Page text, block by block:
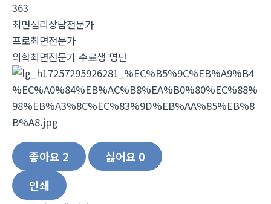
363
최면심리상담전문가
프로최면전문가
의학최면전문가 수료생 명단
좋아요 2 싫어요 0
인쇄